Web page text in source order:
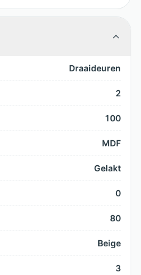
Draaideuren
2
100
MDF
Gelakt
0
80
Beige
3